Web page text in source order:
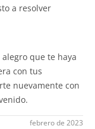
a resolver
alegro que te haya
con tus
nuevamente con
febrero de 2023